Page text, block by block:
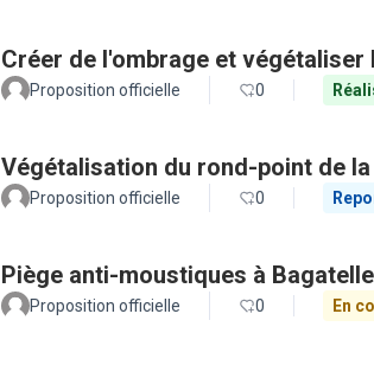
Créer de l'ombrage et
Proposition officielle 0
Végétalisation du rond-point de
Proposition officielle 0
Piège anti-moustiques à Bagatelle
Proposition officielle 0 En